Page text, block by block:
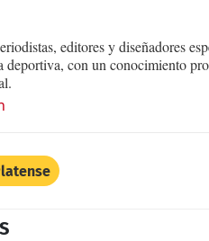
editores y diseñadores
deportiva, con un conocimiento